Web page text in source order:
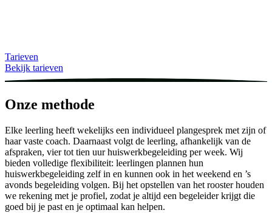
Tarieven
Bekijk tarieven
Onze methode
Elke leerling heeft wekelijks een individueel plangesprek met zijn of
haar vaste coach. Daarnaast volgt de leerling, afhankelijk van de
afspraken, vier tot tien uur huiswerkbegeleiding per week. Wij
bieden volledige flexibiliteit: leerlingen plannen hun
huiswerkbegeleiding zelf in en kunnen ook in het weekend en ’s
avonds begeleiding volgen. Bij het opstellen van het rooster houden
we rekening met je profiel, zodat je altijd een begeleider krijgt die
goed bij je past en je optimaal kan helpen.